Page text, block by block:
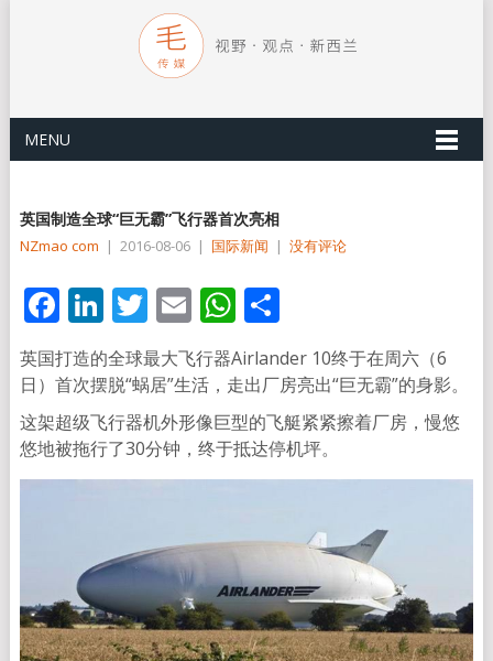
MENU
英国制造全球“巨无霸”飞行器首次亮相
NZmao com | 2016-08-06 | 国际新闻 | 没有评论
Facebook
LinkedIn
Twitter
EmailWhatsApp
分
享
英国打造的全球最大飞行器Airlander 10终于在周六（6
日）首次摆脱“蜗居”生活，走出厂房亮出“巨无霸”的身影。
这架超级飞行器机外形像巨型的飞艇紧紧擦着厂房，慢悠
悠地被拖行了30分钟，终于抵达停机坪。